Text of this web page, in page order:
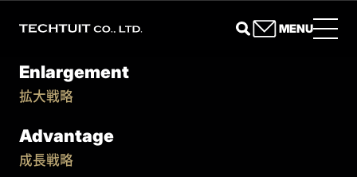
MENU
Enlargement
拡大戦略
Advantage
成長戦略